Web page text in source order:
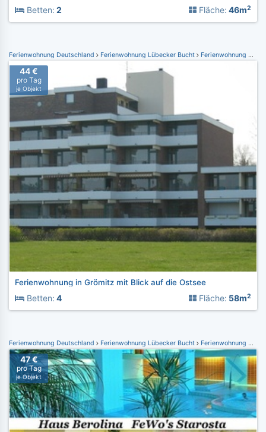
Betten: 2 Fläche: 46m2
Ferienwohnung Deutschland Ferienwohnung Lübecker Bucht Ferienwohnung Grömitz
44 €
pro Tag
je Objekt
Ferienwohnung in Grömitz mit Blick auf die Ostsee
Betten: 4 Fläche: 58m2
Ferienwohnung Deutschland Ferienwohnung Lübecker Bucht Ferienwohnung Dahme
47 €
pro Tag
je Objekt